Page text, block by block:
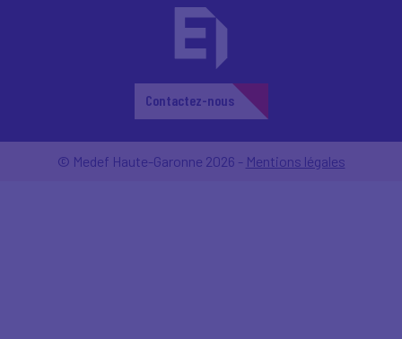
Contactez-nous
© Medef Haute-Garonne 2026 - Mentions légales